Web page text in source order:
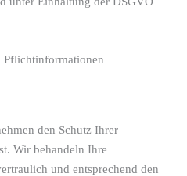
Pflicht­informationen
den Schutz Ihrer
Wir behandeln Ihre
und entsprechend den